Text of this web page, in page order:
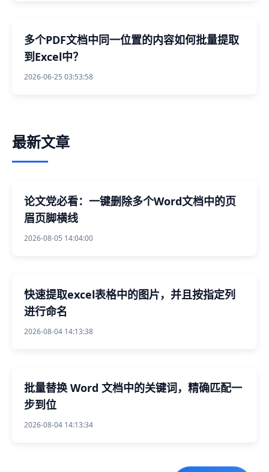
多个PDF文档中同一位置的内容如何批量提取
到Excel中？
2026-06-25 03:53:58
最新文章
论文党必看：一键删除多个Word文档中的页
眉页脚横线
2026-08-05 14:04:00
快速提取excel表格中的图片，并且按指定列
进行命名
2026-08-04 14:13:38
批量替换 Word 文档中的关键词，精确匹配一
步到位
2026-08-04 14:13:34